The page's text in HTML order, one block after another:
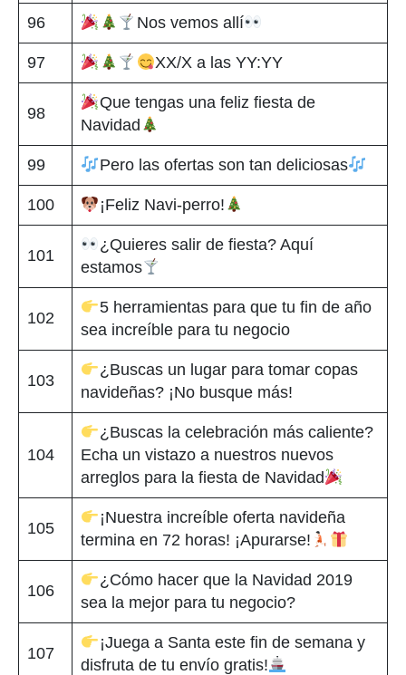
96 Nos vemos allí
97 XX/X a las YY:YY
98
Que tengas una feliz fiesta de
Navidad
99 Pero las ofertas son tan deliciosas
100 ¡Feliz Navi-perro!
101
¿Quieres salir de fiesta? Aquí
estamos
102
5 herramientas para que tu fin de año
sea increíble para tu negocio
103
¿Buscas un lugar para tomar copas
navideñas? ¡No busque más!
104
¿Buscas la celebración más caliente?
Echa un vistazo a nuestros nuevos
arreglos para la fiesta de Navidad
105
¡Nuestra increíble oferta navideña
termina en 72 horas! ¡Apurarse!
106
¿Cómo hacer que la Navidad 2019
sea la mejor para tu negocio?
107
¡Juega a Santa este fin de semana y
disfruta de tu envío gratis!